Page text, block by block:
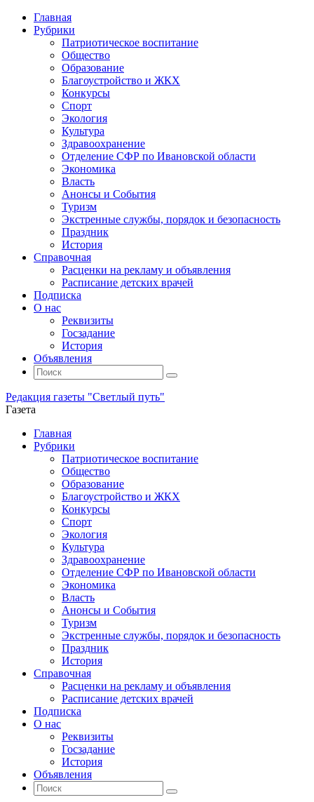
Главная
Рубрики
Патриотическое воспитание
Общество
Образование
Благоустройство и ЖКХ
Конкурсы
Спорт
Экология
Культура
Здравоохранение
Отделение СФР по Ивановской области
Экономика
Власть
Анонсы и События
Туризм
Экстренные службы, порядок и безопасность
Праздник
История
Справочная
Расценки на рекламу и объявления
Расписание детских врачей
Подписка
О нас
Реквизиты
Госзадание
История
Объявления
Поиск
Искать:
Поиск
Редакция газеты "Светлый путь"
Газета
Промотать
содержимому
Главная
Рубрики
Патриотическое воспитание
Общество
Образование
Благоустройство и ЖКХ
Конкурсы
Спорт
Экология
Культура
Здравоохранение
Отделение СФР по Ивановской области
Экономика
Власть
Анонсы и События
Туризм
Экстренные службы, порядок и безопасность
Праздник
История
Справочная
Расценки на рекламу и объявления
Расписание детских врачей
Подписка
О нас
Реквизиты
Госзадание
История
Объявления
Поиск
Искать:
Поиск